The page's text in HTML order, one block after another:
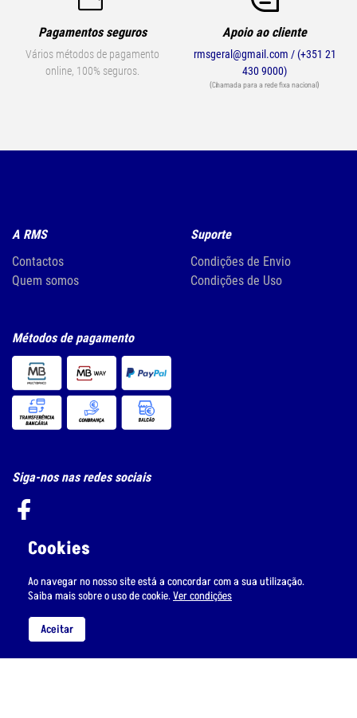
Pagamentos seguros
Vários métodos de pagamento
online, 100% seguros.
Apoio ao cliente
rmsgeral@gmail.com / (+351 21
430 9000)
(Chamada para a rede fixa nacional)
A RMS
Contactos
Quem somos
Suporte
Condições de Envio
Condições de Uso
Métodos de pagamento
Siga-nos nas redes sociais
Subscreva a nossa newsletter
Cookies
Ao navegar no nosso site está a concordar com a sua utilização.
Saiba mais sobre o uso de cookie.Ver condições
Aceitar